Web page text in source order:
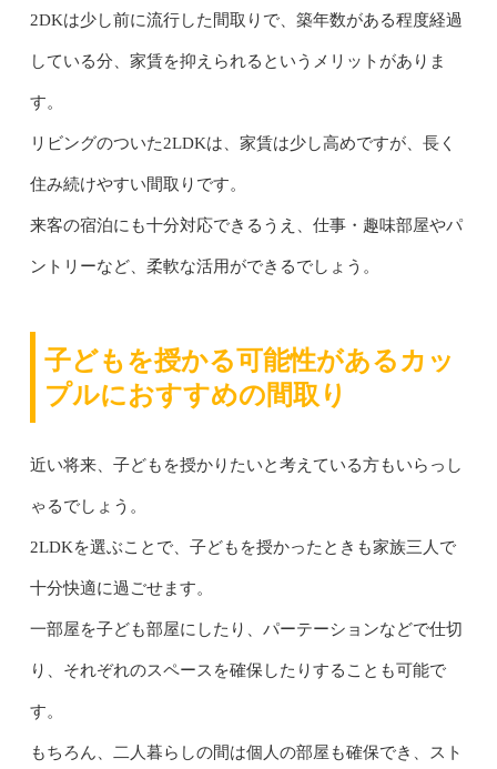
2DKは少し前に流行した間取りで、築年数がある程度経過
している分、家賃を抑えられるというメリットがありま
す。
リビングのついた2LDKは、家賃は少し高めですが、長く
住み続けやすい間取りです。
来客の宿泊にも十分対応できるうえ、仕事・趣味部屋やパ
ントリーなど、柔軟な活用ができるでしょう。
子どもを授かる可能性があるカッ
プルにおすすめの間取り
近い将来、子どもを授かりたいと考えている方もいらっし
ゃるでしょう。
2LDKを選ぶことで、子どもを授かったときも家族三人で
十分快適に過ごせます。
一部屋を子ども部屋にしたり、パーテーションなどで仕切
り、それぞれのスペースを確保したりすることも可能で
す。
もちろん、二人暮らしの間は個人の部屋も確保でき、スト